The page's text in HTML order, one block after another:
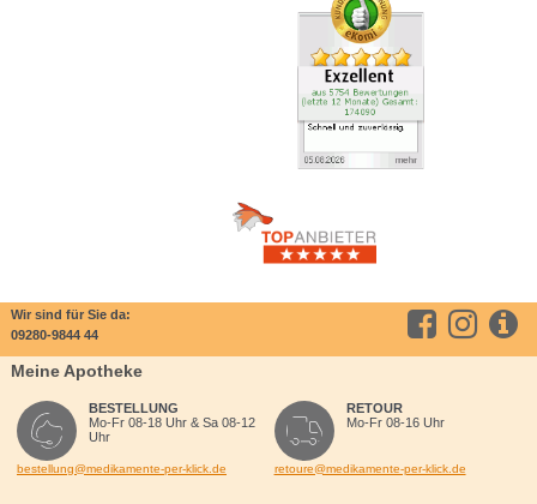
Wir sind für Sie da:
09280-9844 44
Meine Apotheke
BESTELLUNG
Mo-Fr 08-18 Uhr & Sa 08-12
Uhr
bestellung@medikamente-per-klick.de
RETOUR
Mo-Fr 08-16 Uhr
retoure@medikamente-per-klick.de